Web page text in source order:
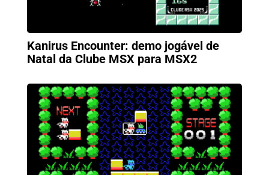
Kanirus Encounter: demo jogável de
Natal da Clube MSX para MSX2